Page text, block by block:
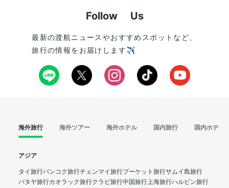
Follow Us
最新の渡航ニュースやおすすめスポットなど、
旅行の情報をお届けします✈️
海外旅行 海外ツアー 海外ホテル 国内旅行 国内ホテル
アジア
タイ旅行バンコク旅行チェンマイ旅行プーケット旅行サムイ島旅行
パタヤ旅行カオラック旅行クラビ旅行中国旅行上海旅行ハルビン旅行